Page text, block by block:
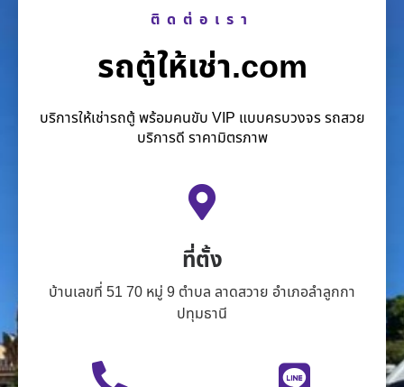
ติดต่อเรา
รถตู้ให้เช่า.com
บริการให้เช่ารถตู้ พร้อมคนขับ VIP แบบครบวงจร รถสวย
บริการดี ราคามิตรภาพ
ที่ตั้ง
บ้านเลขที่ 51 70 หมู่ 9 ตำบล ลาดสวาย อำเภอลำลูกกา
ปทุมธานี